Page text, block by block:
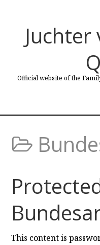
Juchter
Official website of the
This content is